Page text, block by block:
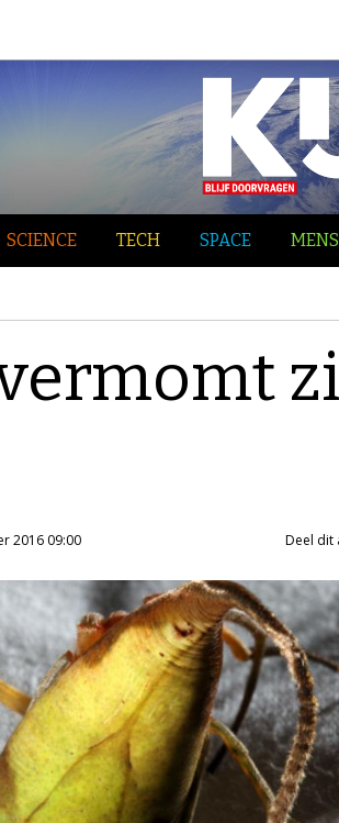
SCIENCE TECH SPACE MENS
2016 09:00 Deel dit